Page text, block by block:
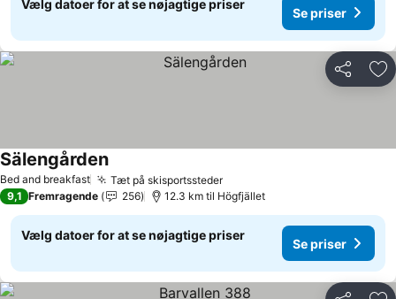
Vælg datoer for at se nøjagtige priser
Se priser
Del
Bed and breakfast Tæt på skisportssteder
Sälengården
9,1 Fremragende 256 12.3 km til Högfjället
Vælg datoer for at se nøjagtige priser
Se priser